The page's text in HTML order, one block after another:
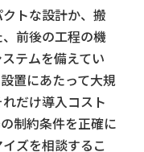
トな設計か、搬
前後の工程の機
テムを備えてい
置にあたって大規
だけ導入コスト
制約条件を正確に
ズを相談するこ